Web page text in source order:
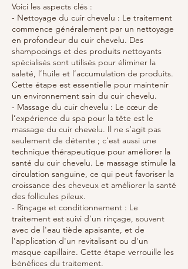
Voici les aspects clés :
- Nettoyage du cuir chevelu : Le traitement
commence généralement par un nettoyage
en profondeur du cuir chevelu. Des
shampooings et des produits nettoyants
spécialisés sont utilisés pour éliminer la
saleté, l’huile et l’accumulation de produits.
Cette étape est essentielle pour maintenir
un environnement sain du cuir chevelu.
- Massage du cuir chevelu : Le cœur de
l’expérience du spa pour la tête est le
massage du cuir chevelu. Il ne s’agit pas
seulement de détente ; c'est aussi une
technique thérapeutique pour améliorer la
santé du cuir chevelu. Le massage stimule la
circulation sanguine, ce qui peut favoriser la
croissance des cheveux et améliorer la santé
des follicules pileux.
- Rinçage et conditionnement : Le
traitement est suivi d'un rinçage, souvent
avec de l'eau tiède apaisante, et de
l'application d'un revitalisant ou d'un
masque capillaire. Cette étape verrouille les
bénéfices du traitement.